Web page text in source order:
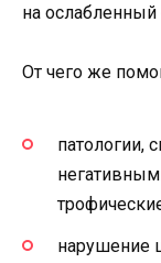
на ослабленный
От чего же
патологии,
нарушение